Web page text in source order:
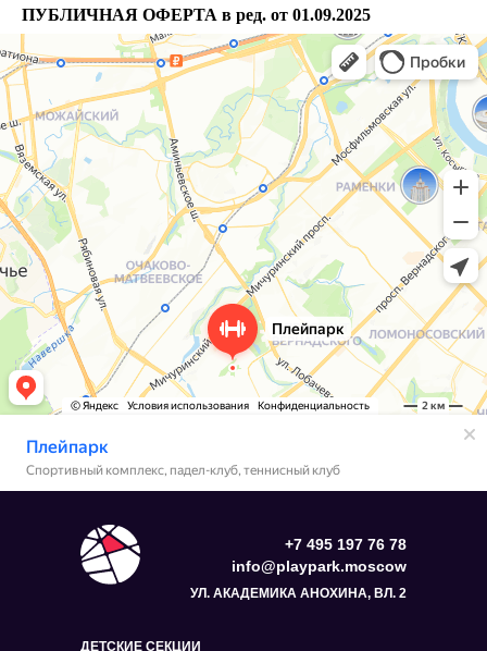
ПУБЛИЧНАЯ ОФЕРТА в ред. от 01.09.2025
ДЕТСКИЕ СЕКЦИИ
+7 495 197 76 78
info@playpark.moscow
УЛ. АКАДЕМИКА АНОХИНА, ВЛ. 2